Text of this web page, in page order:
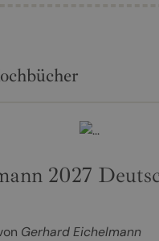
2027
Gerhard Eichelmann